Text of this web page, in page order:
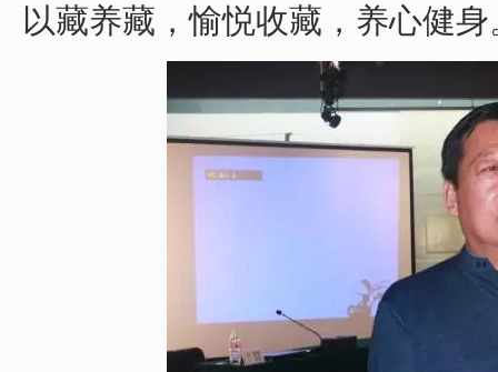
以藏养藏，愉悦收藏，养心健身